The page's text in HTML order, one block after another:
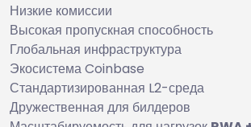
Низкие комиссии
Высокая пропускная способность
Глобальная инфраструктура
Экосистема Coinbase
Стандартизированная L2-среда
Дружественная для билдеров